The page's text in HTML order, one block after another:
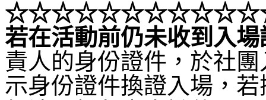
☆☆☆☆☆☆☆☆☆
若在活動前仍未收到入場
責人的身份證件，於社
示身份證件換證入場，